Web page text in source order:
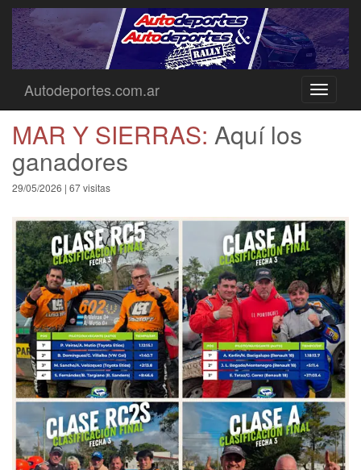
Toggle
Autodeportes.com.ar
MAR Y SIERRAS: Aquí los
ganadores
29/05/2026 | 67 visitas